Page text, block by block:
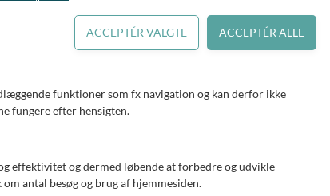
19. juni
funktioner som fx navigation og kan derfor ikke
fungere efter hensigten.
effektivitet og dermed løbende at forbedre og udvikle
antal besøg og brug af hjemmesiden.